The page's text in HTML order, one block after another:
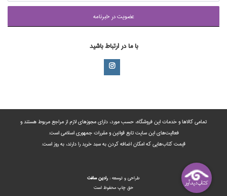
عضويت در خبرنامه
با ما در ارتباط باشید
تمامی‌ کالاها و خدمات این فروشگاه، حسب مورد،‌ دارای مجوزهای لازم از مراجع مربوط هستند ‌و‌‌
فعالیت‌های این سایت تابع قوانین و مقررات جمهوری اسلامی است.
قیمت کتاب‌هایی که امکان اضافه کردن به سبد خرید را دارند،‌ به روز است.
طراحي و توسعه : رادين‌ سافت
حق چاپ محفوظ است